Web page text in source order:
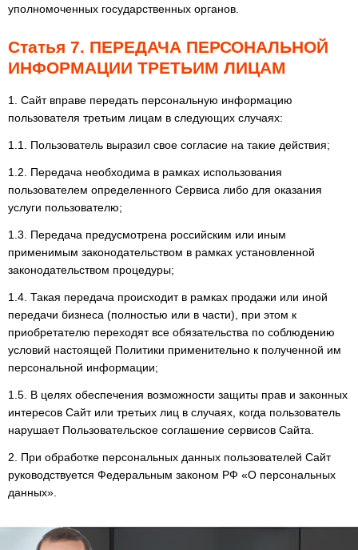
уполномоченных государственных органов.
Статья 7. ПЕРЕДАЧА ПЕРСОНАЛЬНОЙ
ИНФОРМАЦИИ ТРЕТЬИМ ЛИЦАМ
1. Сайт вправе передать персональную информацию
пользователя третьим лицам в следующих случаях:
1.1. Пользователь выразил свое согласие на такие действия;
1.2. Передача необходима в рамках использования
пользователем определенного Сервиса либо для оказания
услуги пользователю;
1.3. Передача предусмотрена российским или иным
применимым законодательством в рамках установленной
законодательством процедуры;
1.4. Такая передача происходит в рамках продажи или иной
передачи бизнеса (полностью или в части), при этом к
приобретателю переходят все обязательства по соблюдению
условий настоящей Политики применительно к полученной им
персональной информации;
1.5. В целях обеспечения возможности защиты прав и законных
интересов Сайт или третьих лиц в случаях, когда пользователь
нарушает Пользовательское соглашение сервисов Сайта.
2. При обработке персональных данных пользователей Сайт
руководствуется Федеральным законом РФ «О персональных
данных».